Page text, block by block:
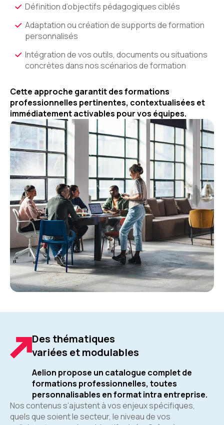
Définition d’objectifs pédagogiques ciblés
Adaptation ou création de supports de formation
personnalisés
Intégration de vos outils, documents ou situations
concrètes dans nos scénarios de formation
Cette approche garantit des formations
professionnelles pertinentes, contextualisées et
immédiatement activables pour vos équipes.
Des thématiques
variées et modulables
Aelion propose un catalogue complet de
formations professionnelles, toutes
personnalisables en format intra entreprise.
Nos contenus s’ajustent à vos enjeux spécifiques,
quels que soient le secteur, le niveau de vos